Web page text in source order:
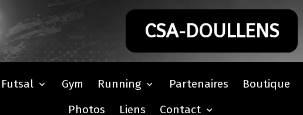
CSA-DOULLENS
Futsal Gym Running Partenaires Boutique
Photos
Liens Contact